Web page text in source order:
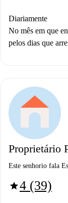
Diariamente
No mês em que
pelos dias que
Proprietário
Este senhorio fala
star4 (39)